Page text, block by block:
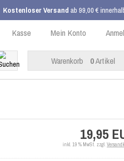
Kostenloser Versandab 99,00 €
Mein Konto
Kasse
Warenkorb 0Artikel
19,95
inkl. 19 % MwSt. zzgl.